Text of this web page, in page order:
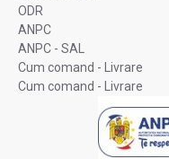
ODR
ANPC
ANPC - SAL
Cum comand - Livrare
Cum comand - Livrare